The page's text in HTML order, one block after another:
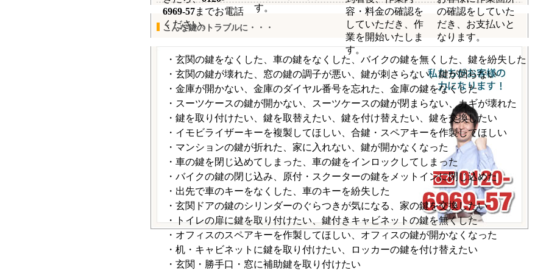
6969-57までお電話
ください。
す。
容・料金の確認を
していただき、作
業を開始いたしま
す。
の確認をしていた
だき、お支払いと
なります。
こんな鍵のトラブルに・・・
・玄関の鍵をなくした、車の鍵をなくした、バイクの鍵を無くした、鍵を紛失した
・玄関の鍵が壊れた、窓の鍵の調子が悪い、鍵が刺さらない、鍵が回らない
・金庫が開かない、金庫のダイヤル番号を忘れた、金庫の鍵をなくした
・スーツケースの鍵が開かない、スーツケースの鍵が閉まらない、カギが壊れた
・鍵を取り付けたい、鍵を取替えたい、鍵を付け替えたい、鍵を交換したい
・イモビライザーキーを複製してほしい、合鍵・スペアキーを作製してほしい
・マンションの鍵が折れた、家に入れない、鍵が開かなくなった
・車の鍵を閉じ込めてしまった、車の鍵をインロックしてしまった
・バイクの鍵の閉じ込み、原付・スクーターの鍵をメットインに閉じ込めた
・出先で車のキーをなくした、車のキーを紛失した
・玄関ドアの鍵のシリンダーのぐらつきが気になる、家の鍵を交換したい
・トイレの扉に鍵を取り付けたい、鍵付きキャビネットの鍵を無くした
・オフィスのスペアキーを作製してほしい、オフィスの鍵が開かなくなった
・机・キャビネットに鍵を取り付けたい、ロッカーの鍵を付け替えたい
・玄関・勝手口・窓に補助鍵を取り付けたい